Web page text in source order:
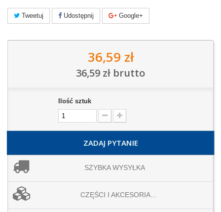
Tweetuj Udostępnij Google+
36,59 zł
36,59 zł brutto
Ilość sztuk
ZADAJ PYTANIE
SZYBKA WYSYŁKA
CZĘŚCI I AKCESORIA...